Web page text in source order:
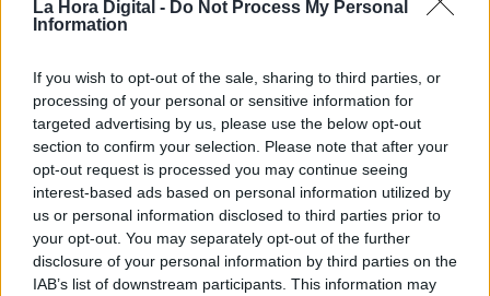
La Hora Digital - Do Not Process My Personal
Information
If you wish to opt-out of the sale, sharing to third parties, or
processing of your personal or sensitive information for
targeted advertising by us, please use the below opt-out
section to confirm your selection. Please note that after your
opt-out request is processed you may continue seeing
interest-based ads based on personal information utilized by
us or personal information disclosed to third parties prior to
your opt-out. You may separately opt-out of the further
disclosure of your personal information by third parties on the
IAB’s list of downstream participants. This information may
El Supremo confirma la falsedad
documental en un caso de ‘bebés
robados’ pero no considera probada la
detención ilegal
Por La Hora Digital
Más artículos de este autor
jueves, 11 de junio de 2020